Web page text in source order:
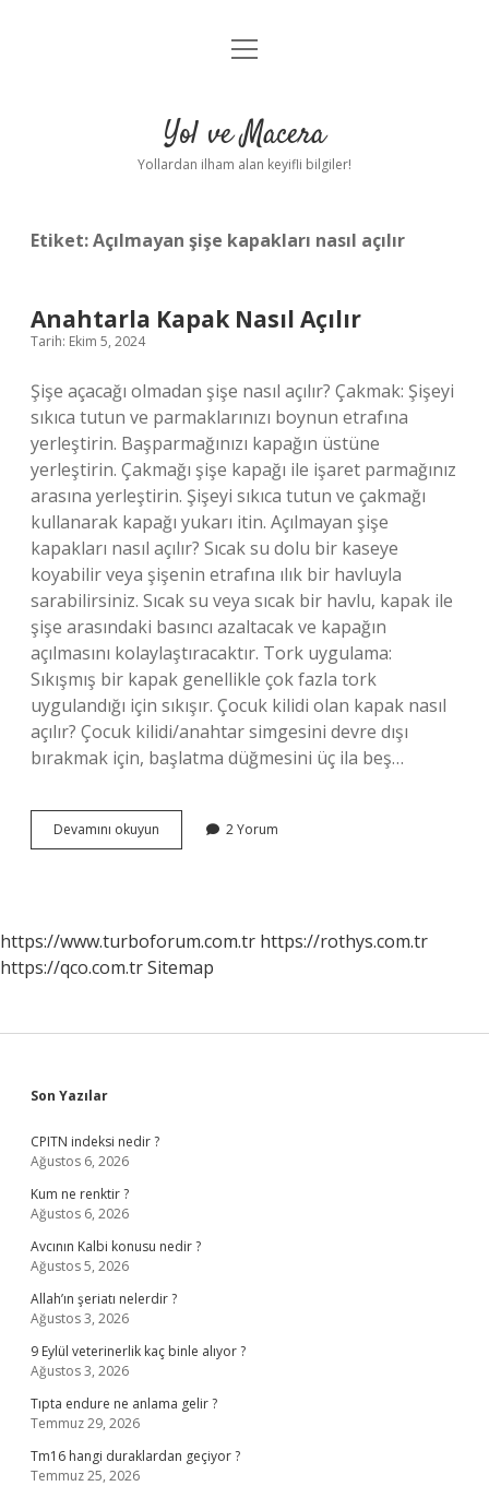
Anasayfa
Yasal Uyarı
menüyü
Yol ve Macera
Yollardan ilham alan keyifli bilgiler!
Etiket:Açılmayan şişe kapakları nasıl açılır
Anahtarla Kapak Nasıl Açılır
Tarih: Ekim 5, 2024
Şişe açacağı olmadan şişe nasıl açılır? Çakmak: Şişeyi
sıkıca tutun ve parmaklarınızı boynun etrafına
yerleştirin. Başparmağınızı kapağın üstüne
yerleştirin. Çakmağı şişe kapağı ile işaret parmağınız
arasına yerleştirin. Şişeyi sıkıca tutun ve çakmağı
kullanarak kapağı yukarı itin. Açılmayan şişe
kapakları nasıl açılır? Sıcak su dolu bir kaseye
koyabilir veya şişenin etrafına ılık bir havluyla
sarabilirsiniz. Sıcak su veya sıcak bir havlu, kapak ile
şişe arasındaki basıncı azaltacak ve kapağın
açılmasını kolaylaştıracaktır. Tork uygulama:
Sıkışmış bir kapak genellikle çok fazla tork
uygulandığı için sıkışır. Çocuk kilidi olan kapak nasıl
açılır? Çocuk kilidi/anahtar simgesini devre dışı
bırakmak için, başlatma düğmesini üç ila beş…
Devamını okuyun Anahtarla
Kapak
2 Yorum
https://www.turboforum.com.tr https://rothys.com.tr
https://qco.com.trSitemap
Sidebar
Son Yazılar
CPITN indeksi nedir ?
Ağustos 6, 2026
Kum ne renktir ?
Ağustos 6, 2026
Avcının Kalbi konusu nedir ?
Ağustos 5, 2026
Allah’ın şeriatı nelerdir ?
Ağustos 3, 2026
9 Eylül veterinerlik kaç binle alıyor ?
Ağustos 3, 2026
Tıpta endure ne anlama gelir ?
Temmuz 29, 2026
Tm16 hangi duraklardan geçiyor ?
Temmuz 25, 2026